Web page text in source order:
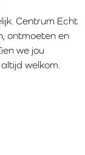
Centrum Echt
ontmoeten en
we jou
welkom.